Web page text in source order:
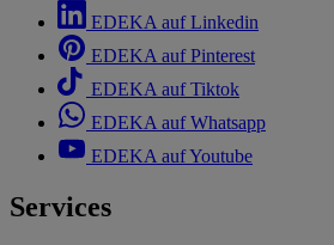
EDEKA auf Linkedin
EDEKA auf Pinterest
EDEKA auf Tiktok
EDEKA auf Whatsapp
EDEKA auf Youtube
Services